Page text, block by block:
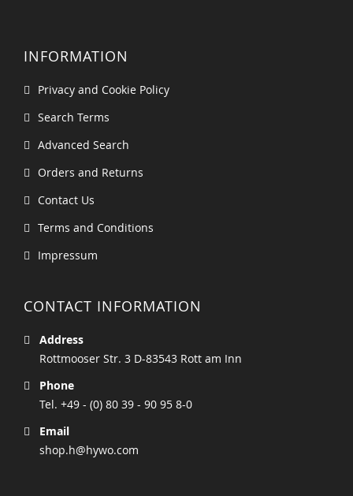
INFORMATION
Privacy and Cookie Policy
Search Terms
Advanced Search
Orders and Returns
Contact Us
Terms and Conditions
Impressum
CONTACT INFORMATION
Address
Rottmooser Str. 3 D-83543 Rott am Inn
Phone
Tel. +49 - (0) 80 39 - 90 95 8-0
Email
shop.h@hywo.com